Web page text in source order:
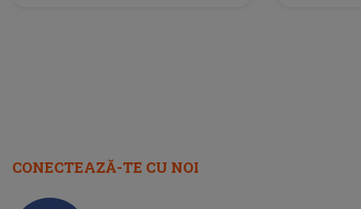
CONECTEAZĂ-TE CU NOI